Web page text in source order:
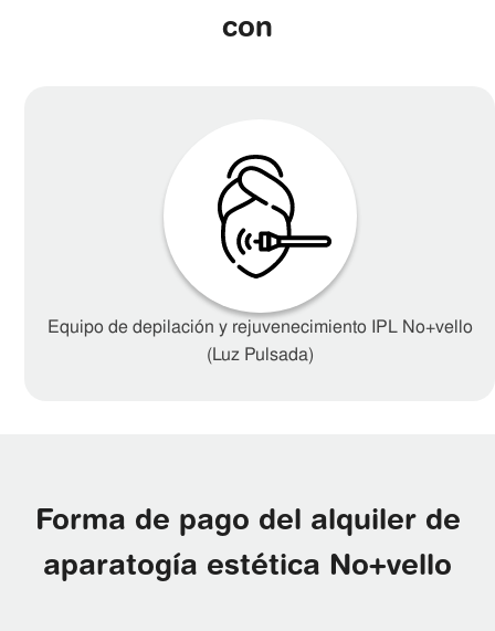
con
Equipo de depilación y rejuvenecimiento IPL No+vello
(Luz Pulsada)
Forma de pago del alquiler de
aparatogía estética No+vello